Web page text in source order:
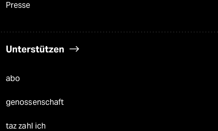
Presse
Unterstützen
abo
genossenschaft
taz zahl ich